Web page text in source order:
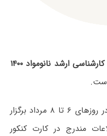
ارشد نانومواد ۱۴۰۰
سال ۱۴۰۰ در روزهای ۶ تا ۸ مرداد برگزار
مندرج در کارت کنکور